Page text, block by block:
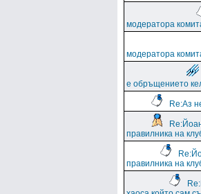
модератора
модератора
е обръщението
Re:Аз
правилника на
правилника на